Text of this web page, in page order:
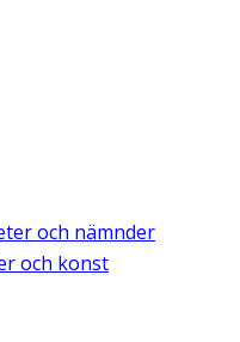
och nämnder
och konst